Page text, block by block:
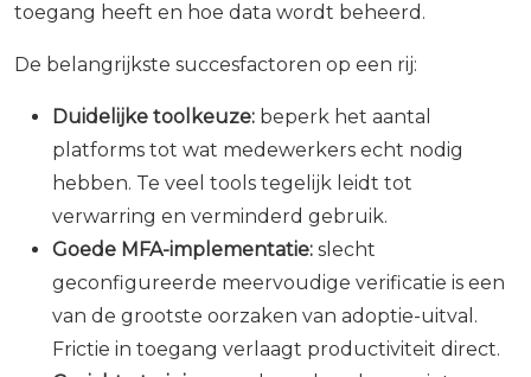
toegang heeft en hoe data wordt beheerd.
De belangrijkste succesfactoren op een rij:
Duidelijke toolkeuze: beperk het aantal
platforms tot wat medewerkers echt nodig
hebben. Te veel tools tegelijk leidt tot
verwarring en verminderd gebruik.
Goede MFA-implementatie: slecht
geconfigureerde meervoudige verificatie is een
van de grootste oorzaken van adoptie-uitval.
Frictie in toegang verlaagt productiviteit direct.